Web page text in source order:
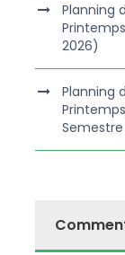
Planning
2026)
Planning